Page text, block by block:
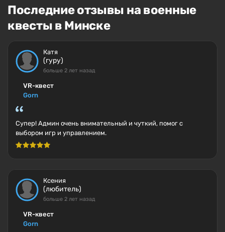
Последние отзывы на военные
квесты в Минске
Катя
(гуру)
больше 2 лет назад
VR-квест
Gorn
Супер! Админ очень внимательный и чуткий, помог с
выбором игр и управлением.
Ксения
(любитель)
больше 2 лет назад
VR-квест
Gorn